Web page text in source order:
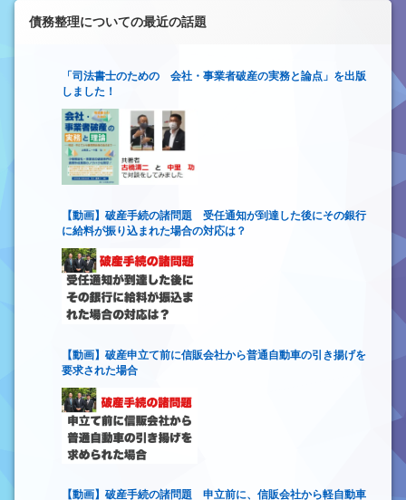
債務整理についての最近の話題
「司法書士のための 会社・事業者破産の実務と論点」を出版
しました！
【動画】破産手続の諸問題 受任通知が到達した後にその銀行
に給料が振り込まれた場合の対応は？
【動画】破産申立て前に信販会社から普通自動車の引き揚げを
要求された場合
【動画】破産手続の諸問題 申立前に、信販会社から軽自動車